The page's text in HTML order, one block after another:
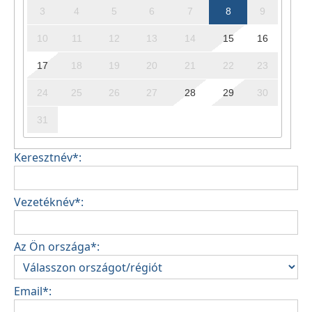
3 4 5 6 7 8 9
10 11 12 13 14 15 16
17 18 19 20 21 22 23
24 25 26 27 28 29 30
31
Keresztnév*:
Vezetéknév*:
Az Ön országa*:
Email*: